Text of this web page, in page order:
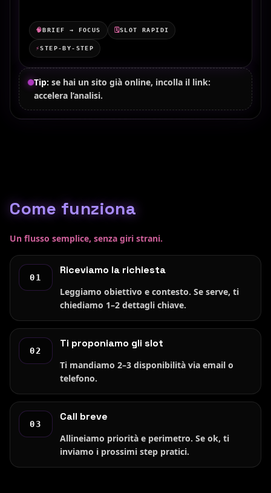
🧠BRIEF → FOCUS 🗓️SLOT RAPIDI
⚡STEP-BY-STEP
Tip: se hai un sito già online, incolla il link:
accelera l’analisi.
Come funziona
Un flusso semplice, senza giri strani.
01
Riceviamo la richiesta
Leggiamo obiettivo e contesto. Se serve, ti
chiediamo 1–2 dettagli chiave.
02
Ti proponiamo gli slot
Ti mandiamo 2–3 disponibilità via email o
telefono.
03
Call breve
Allineiamo priorità e perimetro. Se ok, ti
inviamo i prossimi step pratici.